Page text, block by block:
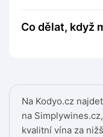
Na Kodyo.cz
na
kvalitní vína za
Co dělat,